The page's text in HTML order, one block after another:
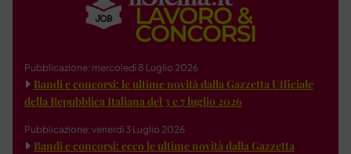
Pubblicazione: mercoledì 8 Luglio 2026
Bandi e concorsi: le ultime novità dalla Gazzetta Ufficiale
della Repubblica Italiana del 3 e 7 luglio 2026
Pubblicazione: venerdì 3 Luglio 2026
Bandi e concorsi: ecco le ultime novità dalla Gazzetta